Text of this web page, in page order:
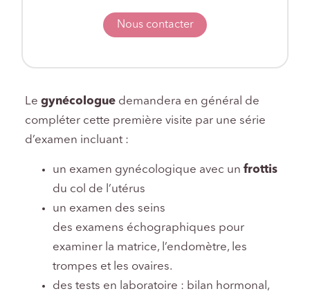
Nous contacter
Le gynécologuedemandera en général de
compléter cette première visite par une série
d’examen incluant :
un examen gynécologique avec un frottis
du col de l’utérus
un examen des seins
des examens échographiques pour
examiner la matrice, l’endomètre, les
trompes et les ovaires.
des tests en laboratoire : bilan hormonal,